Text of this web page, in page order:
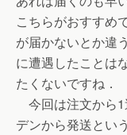
こちらがおすすめ
が届かないとか違
に遭遇したことは
たくないですね．
今回は注文から
デンから発送とい